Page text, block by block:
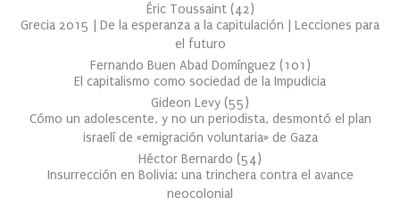
Éric Toussaint (42)
Grecia 2015 | De la esperanza a la capitulación | Lecciones para
el futuro
Fernando Buen Abad Domínguez (101 )
El capitalismo como sociedad de la Impudicia
Gideon Levy (55)
Cómo un adolescente, y no un periodista, desmontó el plan
israelí de «emigración voluntaria» de Gaza
Héctor Bernardo (54)
Insurrección en Bolivia: una trinchera contra el avance
neocolonial